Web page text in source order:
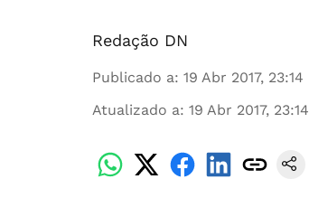
Redação DN
Publicado a: 19 Abr 2017, 23:14
Atualizado a: 19 Abr 2017, 23:14